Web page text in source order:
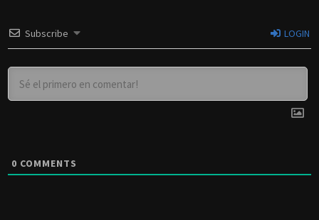
Subscribe LOGIN
0 COMMENTS